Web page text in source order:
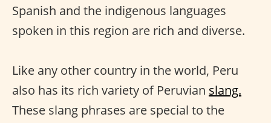
Spanish and the indigenous languages
spoken in this region are rich and diverse.
Like any other country in the world, Peru
also has its rich variety of Peruvian slang.
These slang phrases are special to the